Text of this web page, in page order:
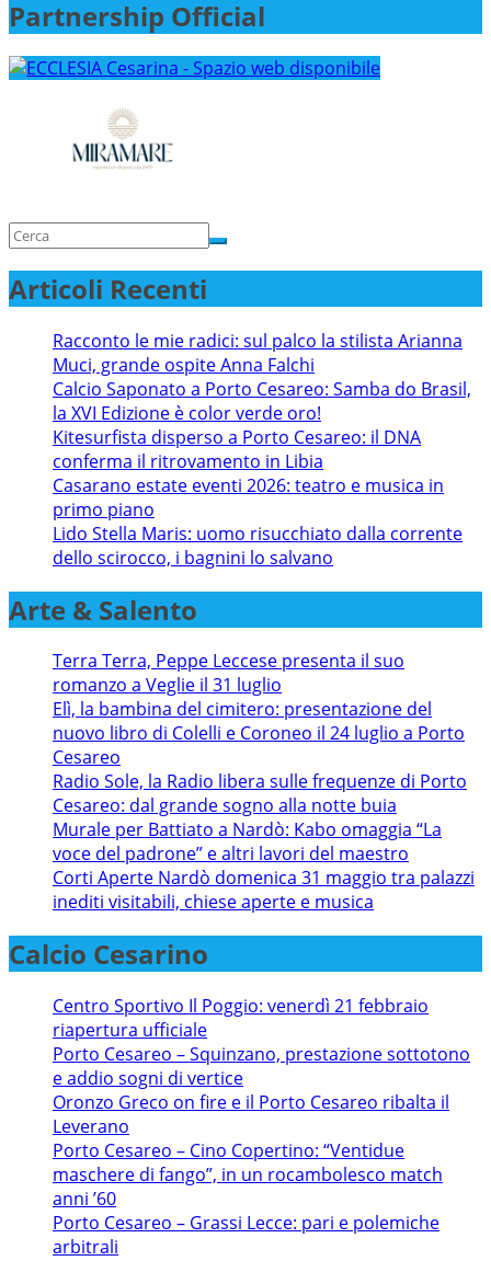
Partnership Official
Articoli Recenti
Racconto le mie radici: sul palco la stilista Arianna
Muci, grande ospite Anna Falchi
Calcio Saponato a Porto Cesareo: Samba do Brasil,
la XVI Edizione è color verde oro!
Kitesurfista disperso a Porto Cesareo: il DNA
conferma il ritrovamento in Libia
Casarano estate eventi 2026: teatro e musica in
primo piano
Lido Stella Maris: uomo risucchiato dalla corrente
dello scirocco, i bagnini lo salvano
Arte & Salento
Terra Terra, Peppe Leccese presenta il suo
romanzo a Veglie il 31 luglio
Elì, la bambina del cimitero: presentazione del
nuovo libro di Colelli e Coroneo il 24 luglio a Porto
Cesareo
Radio Sole, la Radio libera sulle frequenze di Porto
Cesareo: dal grande sogno alla notte buia
Murale per Battiato a Nardò: Kabo omaggia “La
voce del padrone” e altri lavori del maestro
Corti Aperte Nardò domenica 31 maggio tra palazzi
inediti visitabili, chiese aperte e musica
Calcio Cesarino
Centro Sportivo Il Poggio: venerdì 21 febbraio
riapertura ufficiale
Porto Cesareo – Squinzano, prestazione sottotono
e addio sogni di vertice
Oronzo Greco on fire e il Porto Cesareo ribalta il
Leverano
Porto Cesareo – Cino Copertino: “Ventidue
maschere di fango”, in un rocambolesco match
anni ’60
Porto Cesareo – Grassi Lecce: pari e polemiche
arbitrali